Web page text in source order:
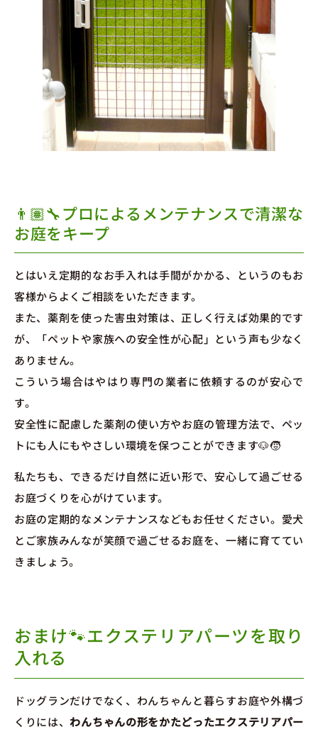
👨🏽‍🔧プロによるメンテナンスで清潔な
お庭をキープ
とはいえ定期的なお手入れは手間がかかる、というのもお
客様からよくご相談をいただきます。
また、薬剤を使った害虫対策は、正しく行えば効果的です
が、「ペットや家族への安全性が心配」という声も少なく
ありません。
こういう場合はやはり専門の業者に依頼するのが安心で
す。
安全性に配慮した薬剤の使い方やお庭の管理方法で、ペッ
トにも人にもやさしい環境を保つことができます🐶🧒
私たちも、できるだけ自然に近い形で、安心して過ごせる
お庭づくりを心がけています。
お庭の定期的なメンテナンスなどもお任せください。愛犬
とご家族みんなが笑顔で過ごせるお庭を、一緒に育ててい
きましょう。
おまけ🐾エクステリアパーツを取り
入れる
ドッグランだけでなく、わんちゃんと暮らすお庭や外構づ
くりには、わんちゃんの形をかたどったエクステリアパー